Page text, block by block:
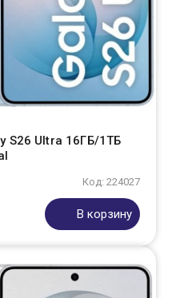
S26 Ultra 16ГБ/1ТБ
Код: 224027
В корзину